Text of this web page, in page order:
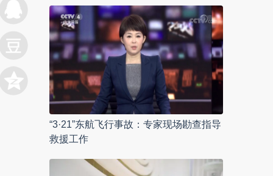
“3·21”东航飞行事故：专家现场勘查指导
救援工作